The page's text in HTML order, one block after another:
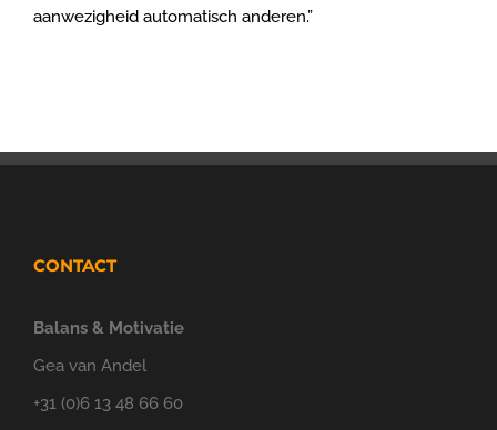
aanwezigheid automatisch anderen.”
CONTACT
Balans & Motivatie
Gea van Andel
+31 (0)6 13 48 66 60